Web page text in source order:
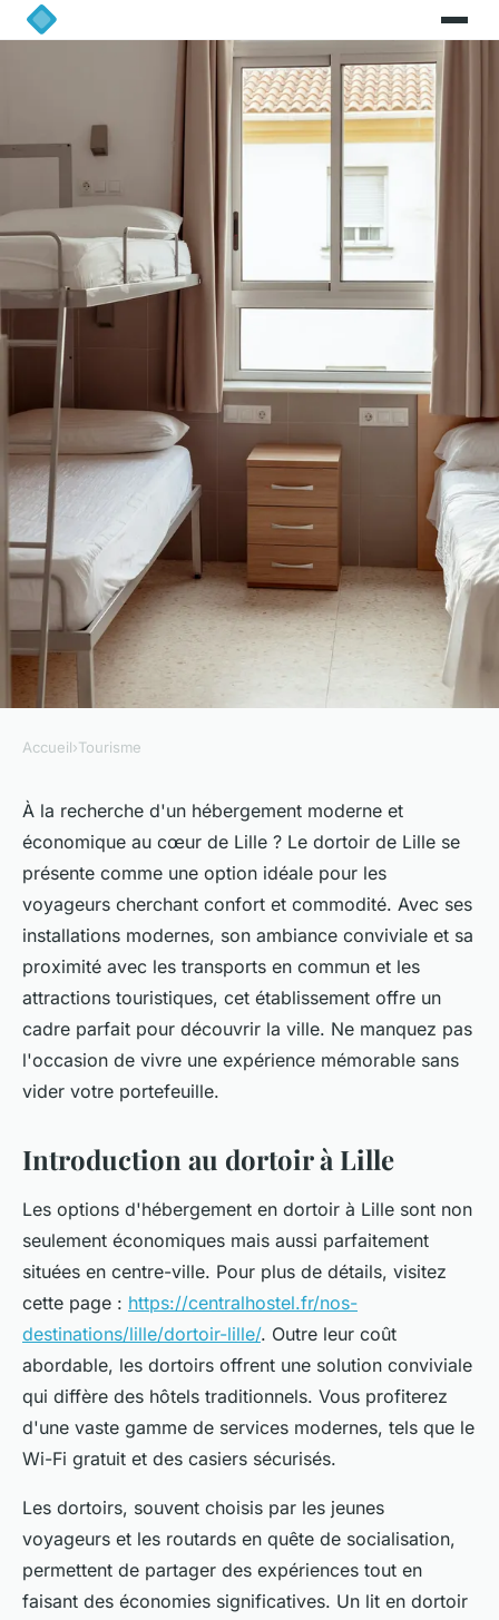
Dortoir lille : votre
hébergement moderne en
centre-ville
Lila•30 mars 2025•3 min de lecture
Accueil›Tourisme
À la recherche d'un hébergement moderne et
économique au cœur de Lille ? Le dortoir de Lille se
présente comme une option idéale pour les
voyageurs cherchant confort et commodité. Avec ses
installations modernes, son ambiance conviviale et sa
proximité avec les transports en commun et les
attractions touristiques, cet établissement offre un
cadre parfait pour découvrir la ville. Ne manquez pas
l'occasion de vivre une expérience mémorable sans
vider votre portefeuille.
Introduction au dortoir à Lille
Les options d'hébergement en dortoir à Lille sont non
seulement économiques mais aussi parfaitement
situées en centre-ville. Pour plus de détails, visitez
cette page : https://centralhostel.fr/nos-
destinations/lille/dortoir-lille/. Outre leur coût
abordable, les dortoirs offrent une solution conviviale
qui diffère des hôtels traditionnels. Vous profiterez
d'une vaste gamme de services modernes, tels que le
Wi-Fi gratuit et des casiers sécurisés.
Les dortoirs, souvent choisis par les jeunes
voyageurs et les routards en quête de socialisation,
permettent de partager des expériences tout en
faisant des économies significatives. Un lit en dortoir